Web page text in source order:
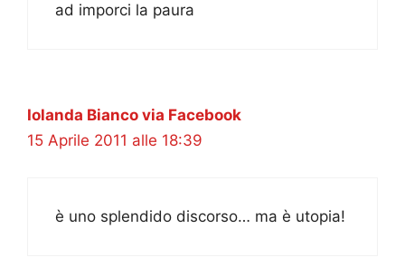
ad imporci la paura
Iolanda Bianco via Facebook
15 Aprile 2011 alle 18:39
è uno splendido discorso… ma è utopia!